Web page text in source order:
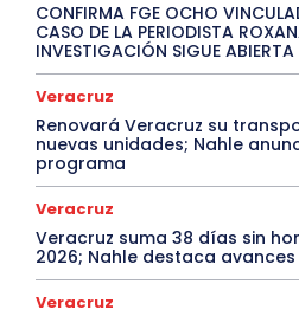
CONFIRMA FGE OCHO
CASO DE LA PERIODISTA
INVESTIGACIÓN SIGUE ABIERTA
Veracruz
Renovará Veracruz su
nuevas unidades; Nahle
programa
Veracruz
Veracruz suma 38 días sin
2026; Nahle destaca
Veracruz